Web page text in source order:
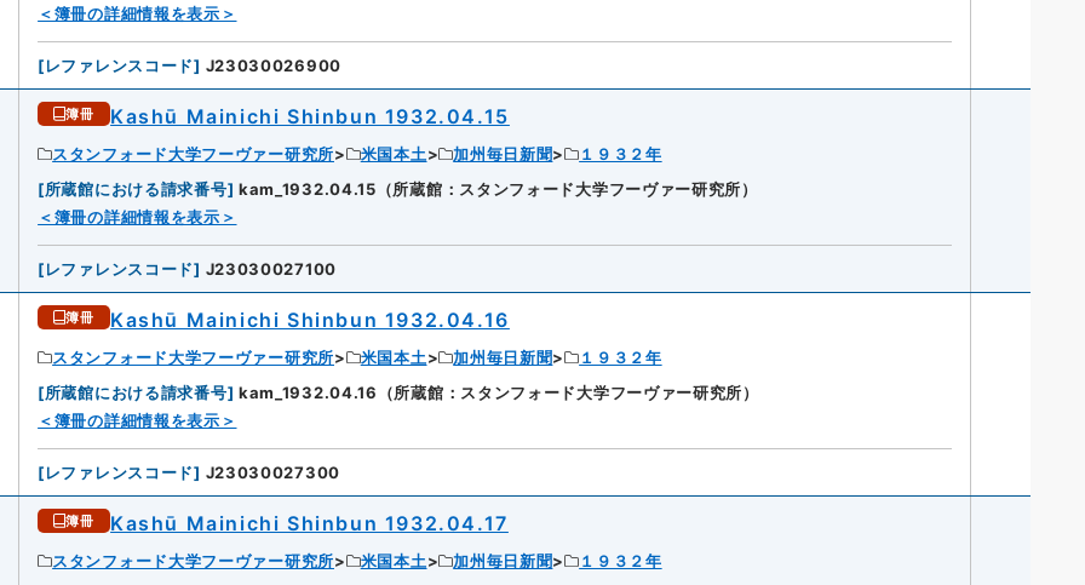
＜簿冊の詳細情報を表示＞
[レファレンスコード] J23030026900
簿冊 Kashū Mainichi Shinbun 1932.04.15
スタンフォード大学フーヴァー研究所 米国本土 加州毎日新聞
１９３２年
[所蔵館における請求番号] kam_1932.04.15（所蔵館：スタンフォード大学フーヴァー研究所）
＜簿冊の詳細情報を表示＞
[レファレンスコード] J23030027100
簿冊 Kashū Mainichi Shinbun 1932.04.16
スタンフォード大学フーヴァー研究所 米国本土 加州毎日新聞
１９３２年
[所蔵館における請求番号] kam_1932.04.16（所蔵館：スタンフォード大学フーヴァー研究所）
＜簿冊の詳細情報を表示＞
[レファレンスコード] J23030027300
簿冊 Kashū Mainichi Shinbun 1932.04.17
スタンフォード大学フーヴァー研究所 米国本土 加州毎日新聞
１９３２年